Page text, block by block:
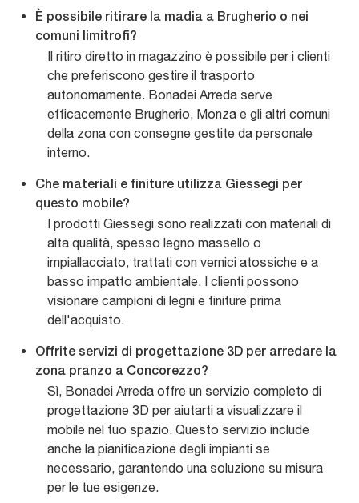
È possibile ritirare la madia a Brugherio o nei
comuni limitrofi?
Il ritiro diretto in magazzino è possibile per i clienti
che preferiscono gestire il trasporto
autonomamente. Bonadei Arreda serve
efficacemente Brugherio, Monza e gli altri comuni
della zona con consegne gestite da personale
interno.
Che materiali e finiture utilizza Giessegi per
questo mobile?
I prodotti Giessegi sono realizzati con materiali di
alta qualità, spesso legno massello o
impiallacciato, trattati con vernici atossiche e a
basso impatto ambientale. I clienti possono
visionare campioni di legni e finiture prima
dell'acquisto.
Offrite servizi di progettazione 3D per arredare la
zona pranzo a Concorezzo?
Sì, Bonadei Arreda offre un servizio completo di
progettazione 3D per aiutarti a visualizzare il
mobile nel tuo spazio. Questo servizio include
anche la pianificazione degli impianti se
necessario, garantendo una soluzione su misura
per le tue esigenze.